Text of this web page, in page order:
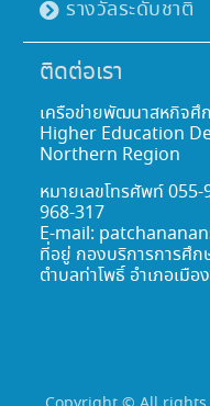
รางวัลระดับชาติ
ติดต่อเรา
เครือข่ายพัฒนาสหกิจศึ
Higher Education
Northern Region
หมายเลขโทรศัพท์ 055-
968-317
E-mail:
ที่อยู่ กองบริการการศึก
ตำบลท่าโพธิ์ อำเภอเมื